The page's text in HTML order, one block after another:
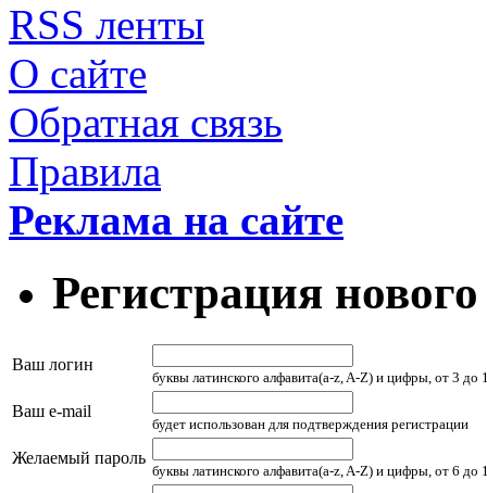
RSS ленты
О сайте
Обратная связь
Правила
Реклама на сайте
Регистрация
Ваш логин
буквы латинского алфавита(a-z, A-Z) и цифры, от 3 до
Ваш e-mail
будет использован для подтверждения регистрации
Желаемый пароль
буквы латинского алфавита(a-z, A-Z) и цифры, от 6 до